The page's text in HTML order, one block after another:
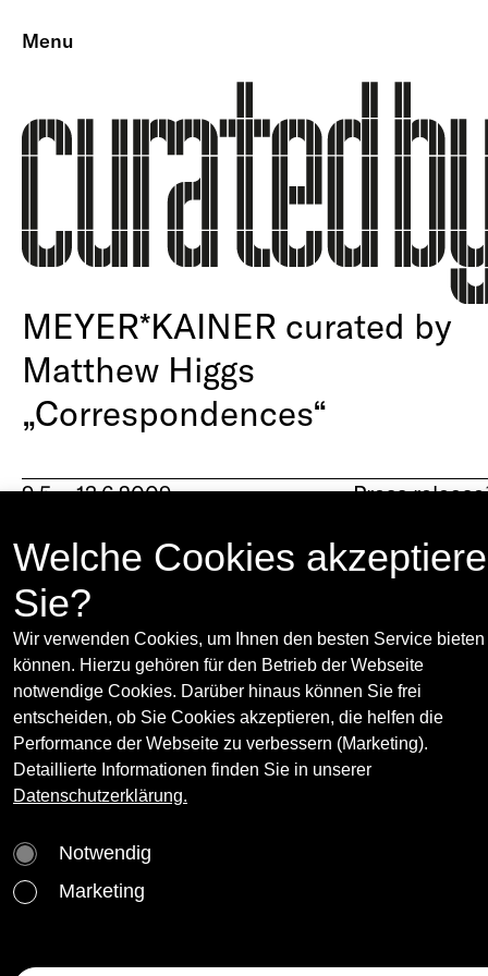
Welche Cookies
Sie?
Wir verwenden Cookies, um Ihnen den besten Service bieten
können. Hierzu gehören für den Betrieb der Webseite
notwendige Cookies. Darüber hinaus können Sie frei
entscheiden, ob Sie Cookies akzeptieren, die helfen die
Performance der Webseite zu verbessern (Marketing).
Detaillierte Informationen finden Sie in unserer
Datenschutzerklärung.
Notwendig
Marketing
Menu
MEYER*KAINER curated by
Matthew Higgs
„Correspondences“
9.5. - 13.6.2009 Press release
Vienna
www.meyerkainer.com
Curator(s):
Matthew Higgs
Artist(s):
Born 1968 in Budapest, Hungary. Lives and
works in New York, NY.
John Stezaker